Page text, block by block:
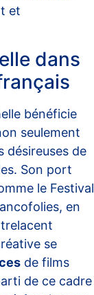
et
dans
bénéficie
seulement
désireuses de
Son port
le Festival
en
se
de films
de ce cadre